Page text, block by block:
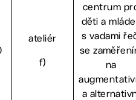
ateliér
f)
centrum
děti a
s vadami
se
na
a